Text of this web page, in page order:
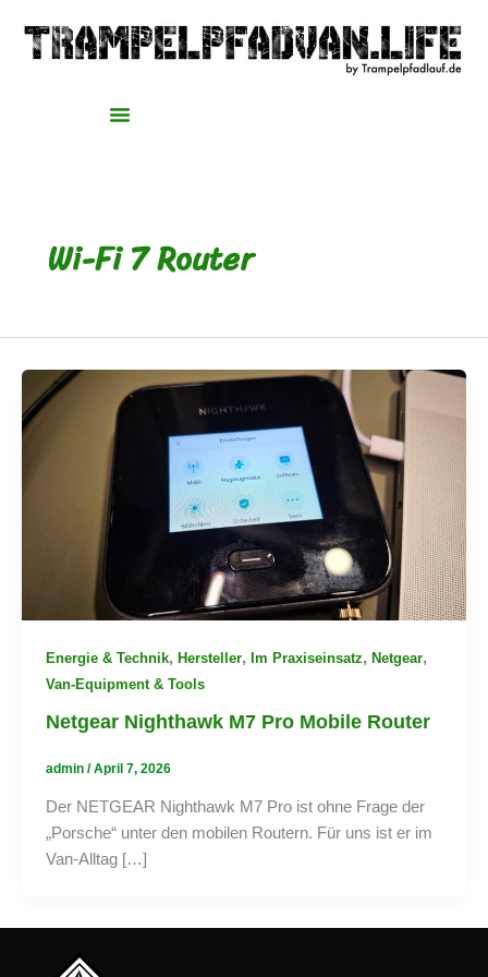
Inhalt
springen
Wi-Fi 7 Router
Energie & Technik, Hersteller, Im Praxiseinsatz, Netgear,
Van-Equipment & Tools
Netgear Nighthawk M7 Pro Mobile Router
admin /April 7, 2026
Der NETGEAR Nighthawk M7 Pro ist ohne Frage der
„Porsche“ unter den mobilen Routern. Für uns ist er im
Van-Alltag […]